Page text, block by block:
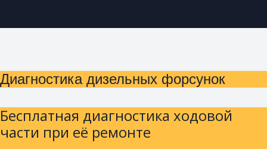
Диагностика дизельных форсунок
Бесплатная диагностика ходовой
части при её ремонте